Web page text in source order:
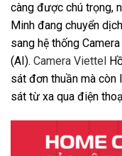
càng được chú trọng,
Minh đang chuyển
sang hệ thống
(AI). Camera Viettel
sát đơn thuần mà còn
sát từ xa qua điện